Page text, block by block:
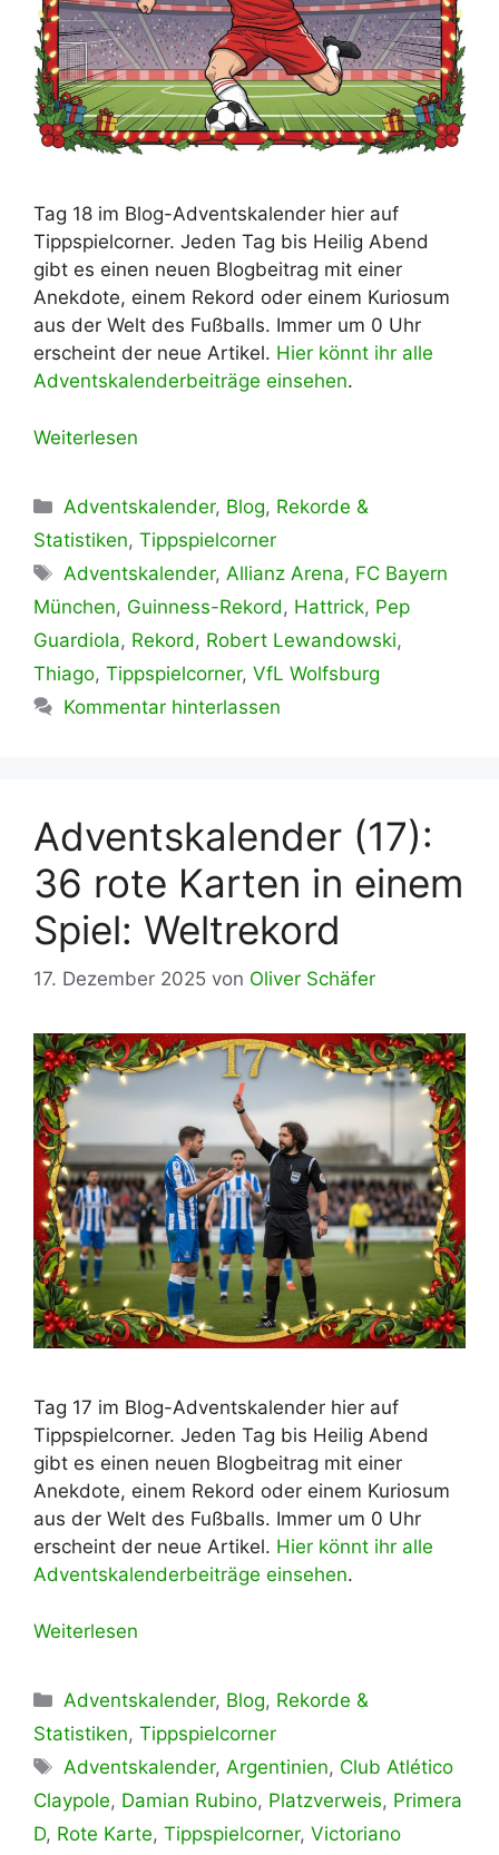
Tag 18 im Blog-Adventskalender hier auf
Tippspielcorner. Jeden Tag bis Heilig Abend
gibt es einen neuen Blogbeitrag mit einer
Anekdote, einem Rekord oder einem Kuriosum
aus der Welt des Fußballs. Immer um 0 Uhr
erscheint der neue Artikel. Hier könnt ihr alle
Adventskalenderbeiträge einsehen.
Weiterlesen
Kategorien
Adventskalender, Blog, Rekorde &
Statistiken, Tippspielcorner
Schlagwörter
Adventskalender, Allianz Arena, FC Bayern
München, Guinness-Rekord , Hattrick, Pep
Guardiola, Rekord , Robert Lewandowski,
Thiago, Tippspielcorner, VfL Wolfsburg
Kommentar hinterlassen
Adventskalender (17):
36 rote Karten in einem
Spiel: Weltrekord
17. Dezember 2025 von Oliver Schäfer
Tag 17 im Blog-Adventskalender hier auf
Tippspielcorner. Jeden Tag bis Heilig Abend
gibt es einen neuen Blogbeitrag mit einer
Anekdote, einem Rekord oder einem Kuriosum
aus der Welt des Fußballs. Immer um 0 Uhr
erscheint der neue Artikel. Hier könnt ihr alle
Adventskalenderbeiträge einsehen.
Weiterlesen
Kategorien
Adventskalender, Blog, Rekorde &
Statistiken, Tippspielcorner
Schlagwörter
Adventskalender, Argentinien, Club Atlético
Claypole, Damian Rubino, Platzverweis, Primera
D, Rote Karte, Tippspielcorner, Victoriano